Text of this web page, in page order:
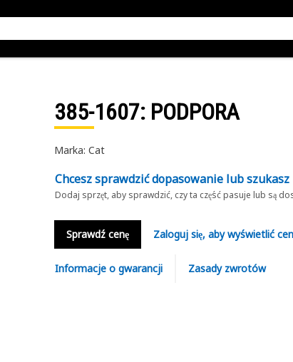
385-1607: PODPORA
Marka: Cat
Chcesz sprawdzić dopasowanie lub
Dodaj sprzęt, aby sprawdzić, czy ta część pasuje lub są
Sprawdź cenę Zaloguj się, aby wyświetlić
Informacje o gwarancji Zasady zwrotów